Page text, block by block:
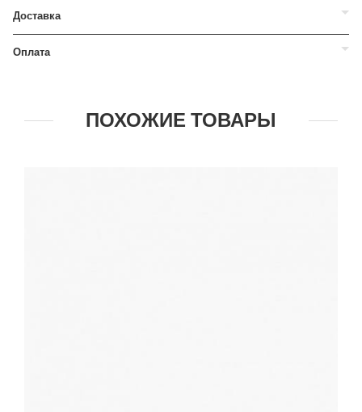
Доставка
Оплата
ПОХОЖИЕ ТОВАРЫ